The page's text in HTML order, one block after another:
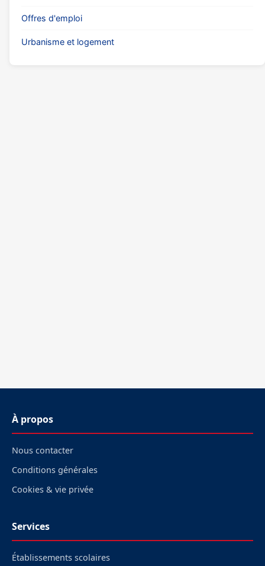
Offres d'emploi
Urbanisme et logement
À propos
Nous contacter
Conditions générales
Cookies & vie privée
Services
Établissements scolaires